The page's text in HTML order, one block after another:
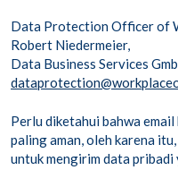
Data Protection Officer of
Robert Niedermeier,
Data Business Services
Perlu diketahui bahwa
paling aman, oleh karena
untuk mengirim data